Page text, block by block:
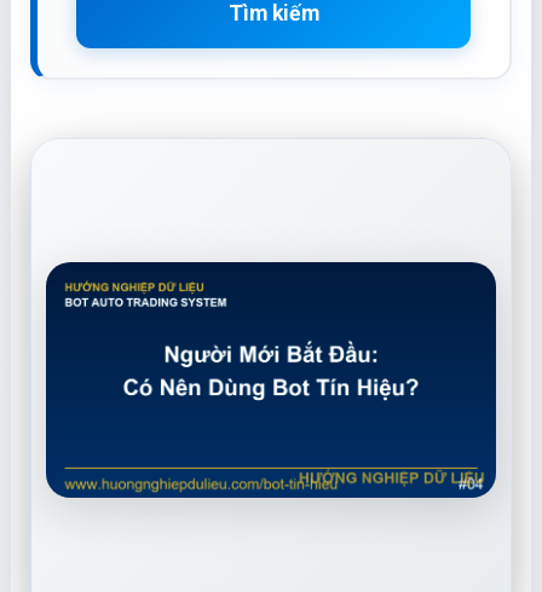
Tìm kiếm